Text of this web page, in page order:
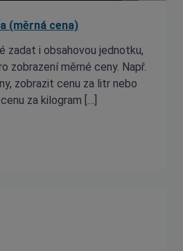
(měrná cena)
zadat i obsahovou jednotku,
zobrazení měrné ceny. Např.
zobrazit cenu za litr nebo
za kilogram […]